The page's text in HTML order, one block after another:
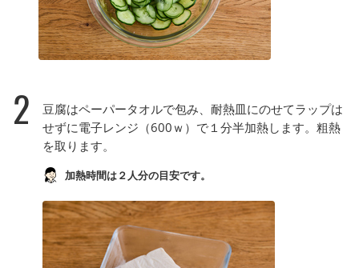
2
豆腐はペーパータオルで包み、耐熱皿にのせてラップは
せずに電子レンジ（600ｗ）で１分半加熱します。粗熱
を取ります。
加熱時間は２人分の目安です。